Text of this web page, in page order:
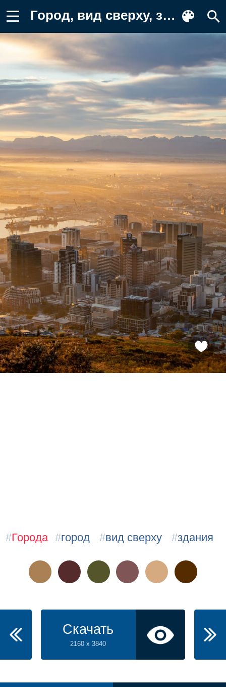
Город, вид сверху, здания Фон для телефона
#Города #город #вид сверху #здания
Скачать
2160 x 3840